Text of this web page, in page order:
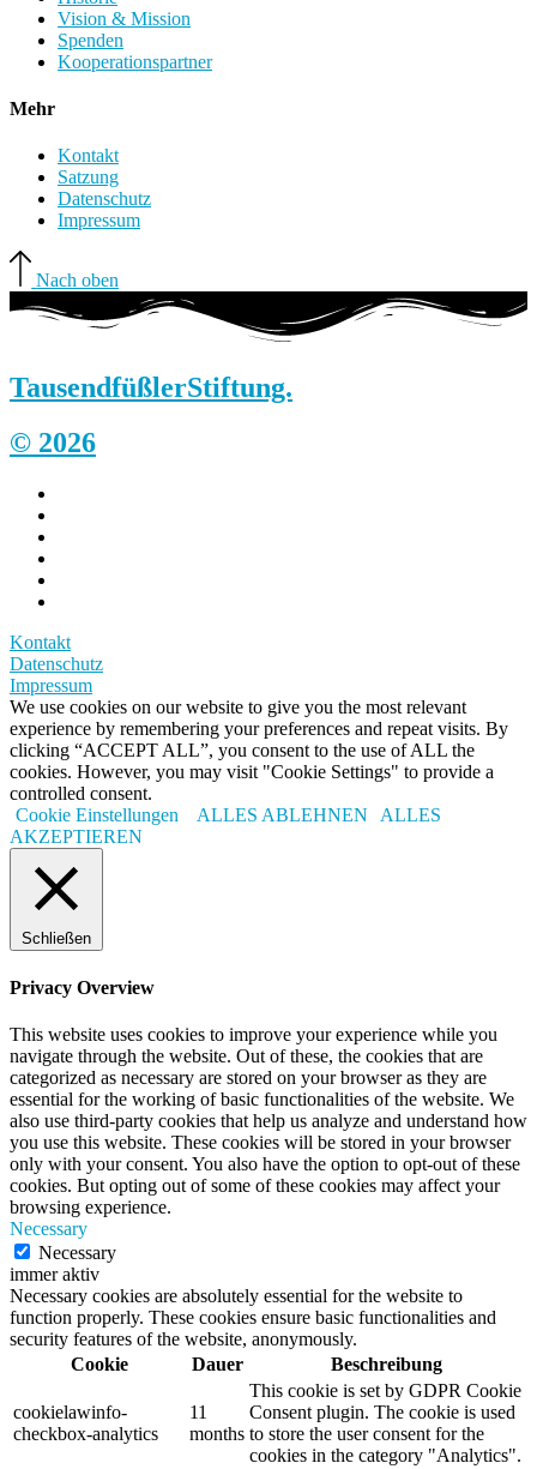
Vision & Mission
Spenden
Kooperationspartner
Mehr
Kontakt
Satzung
Datenschutz
Impressum
Nach oben
TausendfüßlerStiftung.
© 2026
Kontakt
Datenschutz
Impressum
We use cookies on our website to give you the most relevant
experience by remembering your preferences and repeat visits. By
clicking “ACCEPT ALL”, you consent to the use of ALL the
cookies. However, you may visit "Cookie Settings" to provide a
controlled consent.
Cookie Einstellungen
ALLES ABLEHNEN
ALLES
AKZEPTIEREN
Schließen
Privacy Overview
This website uses cookies to improve your experience while you
navigate through the website. Out of these, the cookies that are
categorized as necessary are stored on your browser as they are
essential for the working of basic functionalities of the website. We
also use third-party cookies that help us analyze and understand how
you use this website. These cookies will be stored in your browser
only with your consent. You also have the option to opt-out of these
cookies. But opting out of some of these cookies may affect your
browsing experience.
Necessary
Necessary
immer aktiv
Necessary cookies are absolutely essential for the website to
function properly. These cookies ensure basic functionalities and
security features of the website, anonymously.
Cookie
Dauer Beschreibung
cookielawinfo-
checkbox-analytics
11
months
This cookie is set by GDPR Cookie
Consent plugin. The cookie is used
to store the user consent for the
cookies in the category "Analytics".